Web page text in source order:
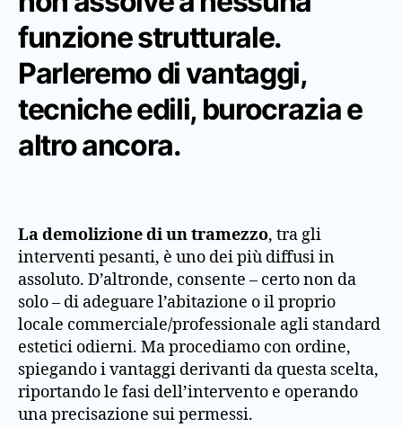
funzione strutturale.
Parleremo di vantaggi,
tecniche edili, burocrazia e
altro ancora.
La demolizione di un tramezzo, tra gli
interventi pesanti, è uno dei più diffusi in
assoluto. D’altronde, consente – certo non da
solo – di adeguare l’abitazione o il proprio
locale commerciale/professionale agli standard
estetici odierni. Ma procediamo con ordine,
spiegando i vantaggi derivanti da questa scelta,
riportando le fasi dell’intervento e operando
una precisazione sui permessi.